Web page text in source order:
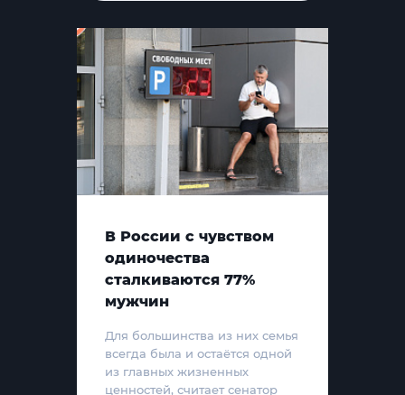
В России с чувством
одиночества
сталкиваются 77%
мужчин
Для большинства из них семья
всегда была и остаётся одной
из главных жизненных
ценностей, считает сенатор